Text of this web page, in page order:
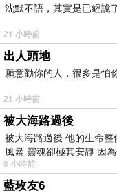
Canidae卡比 低
1入
沈默不語，其實是已經說
21 小時前
出人頭地
願意勸你的人，很多是怕
21 小時前
被大海路過後
被大海路過後 他的生命
風暴 靈魂卻極其安靜 因
8 小時前
藍玫友6